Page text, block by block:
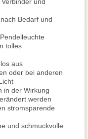
Bedarf und
tolles
aus
oder bei anderen
in der Wirkung
werden
stromsparende
und schmuckvolle